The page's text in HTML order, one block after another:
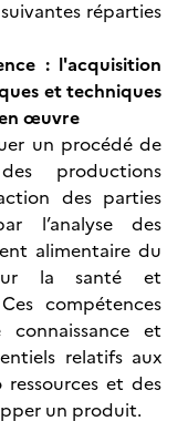
réparties
: l'acquisition
et techniques
œuvre
un procédé de
productions
des parties
l’analyse des
alimentaire du
la santé et
compétences
et
relatifs aux
et des
un produit.